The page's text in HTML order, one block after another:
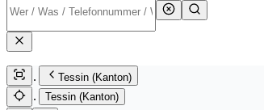
Tessin (Kanton)
Tessin (Kanton)